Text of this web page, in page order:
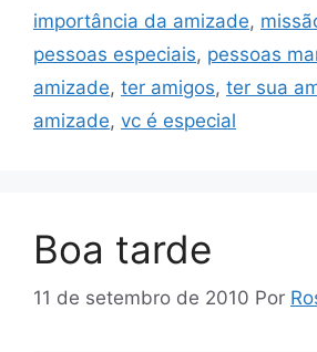
importância da amizade,
pessoas especiais, pessoas
amizade, ter amigos, ter sua
amizade, vc é especial
Boa tarde
11 de setembro de 2010 Por